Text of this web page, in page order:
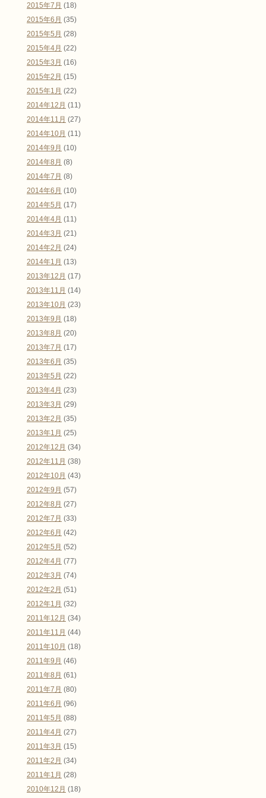
2015年7月 (18)
2015年6月 (35)
2015年5月 (28)
2015年4月 (22)
2015年3月 (16)
2015年2月 (15)
2015年1月 (22)
2014年12月 (11)
2014年11月 (27)
2014年10月 (11)
2014年9月 (10)
2014年8月 (8)
2014年7月 (8)
2014年6月 (10)
2014年5月 (17)
2014年4月 (11)
2014年3月 (21)
2014年2月 (24)
2014年1月 (13)
2013年12月 (17)
2013年11月 (14)
2013年10月 (23)
2013年9月 (18)
2013年8月 (20)
2013年7月 (17)
2013年6月 (35)
2013年5月 (22)
2013年4月 (23)
2013年3月 (29)
2013年2月 (35)
2013年1月 (25)
2012年12月 (34)
2012年11月 (38)
2012年10月 (43)
2012年9月 (57)
2012年8月 (27)
2012年7月 (33)
2012年6月 (42)
2012年5月 (52)
2012年4月 (77)
2012年3月 (74)
2012年2月 (51)
2012年1月 (32)
2011年12月 (34)
2011年11月 (44)
2011年10月 (18)
2011年9月 (46)
2011年8月 (61)
2011年7月 (80)
2011年6月 (96)
2011年5月 (88)
2011年4月 (27)
2011年3月 (15)
2011年2月 (34)
2011年1月 (28)
2010年12月 (18)